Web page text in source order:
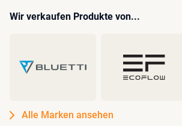
Wir verkaufen Produkte von...
Alle Marken ansehen